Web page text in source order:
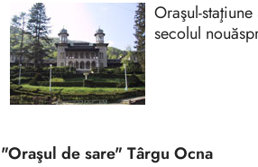
Oraşul-
secolul
"Oraşul de sare" Târgu Ocna